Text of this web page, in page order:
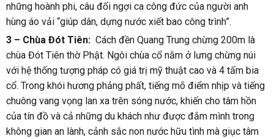
những hoành phi, câu đối ngợi ca công đức của người anh
hùng áo vải “giúp dân, dựng nước xiết bao công trình”.
3 – Chùa Đót Tiên:Cách đền Quang Trung chừng 200m là
chùa Đót Tiên thờ Phật. Ngôi chùa cổ nằm ở lưng chừng núi
với hệ thống tượng pháp có giá trị mỹ thuật cao và 4 tấm bia
cổ. Trong khói hương phảng phất, tiếng mõ điểm nhịp và tiếng
chuông vang vọng lan xa trên sóng nước, khiến cho tâm hồn
của tín đồ và cả những du khách như được đắm mình trong
không gian an lành, cảnh sắc non nước hữu tình mà giục tâm